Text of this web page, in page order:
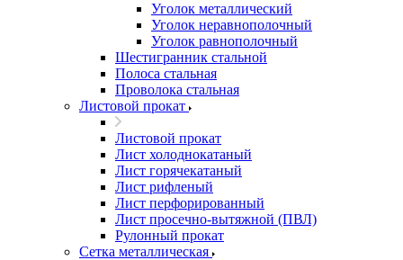
Уголок металлический
Уголок неравнополочный
Уголок равнополочный
Шестигранник стальной
Полоса стальная
Проволока стальная
Листовой прокат
Листовой прокат
Лист холоднокатаный
Лист горячекатаный
Лист рифленый
Лист перфорированный
Лист просечно-вытяжной (ПВЛ)
Рулонный прокат
Сетка металлическая